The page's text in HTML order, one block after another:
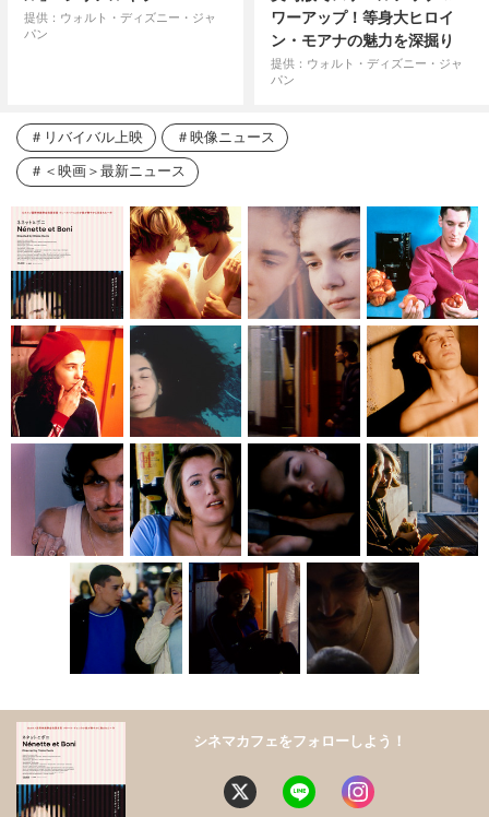
提供：ウォルト・ディズニー・ジャ
パン
ワーアップ！等身大ヒロイ
ン・モアナの魅力を深掘り
提供：ウォルト・ディズニー・ジャ
パン
リバイバル上映 映像ニュース
＜映画＞最新ニュース
シネマカフェをフォローしよう！